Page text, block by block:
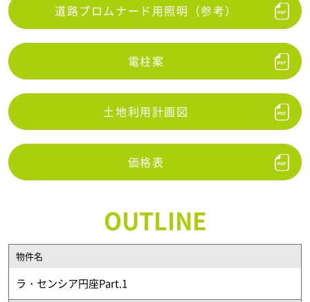
道路プロムナード用照明（参考）
電柱案
土地利用計画図
価格表
OUTLINE
物件名
ラ・センシア円座Part.1